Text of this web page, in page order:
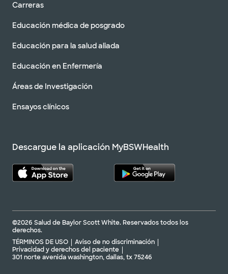
Carreras
Educación médica de posgrado
Educación para la salud aliada
Educación en Enfermería
Áreas de Investigación
Ensayos clínicos
Descargue la aplicación MyBSWHealth
©2026 Salud de Baylor Scott White. Reservados todos los
derechos.
TÉRMINOS DE USO
Aviso de no discriminación
Privacidad y derechos del paciente
301 norte avenida washington, dallas, tx 75246